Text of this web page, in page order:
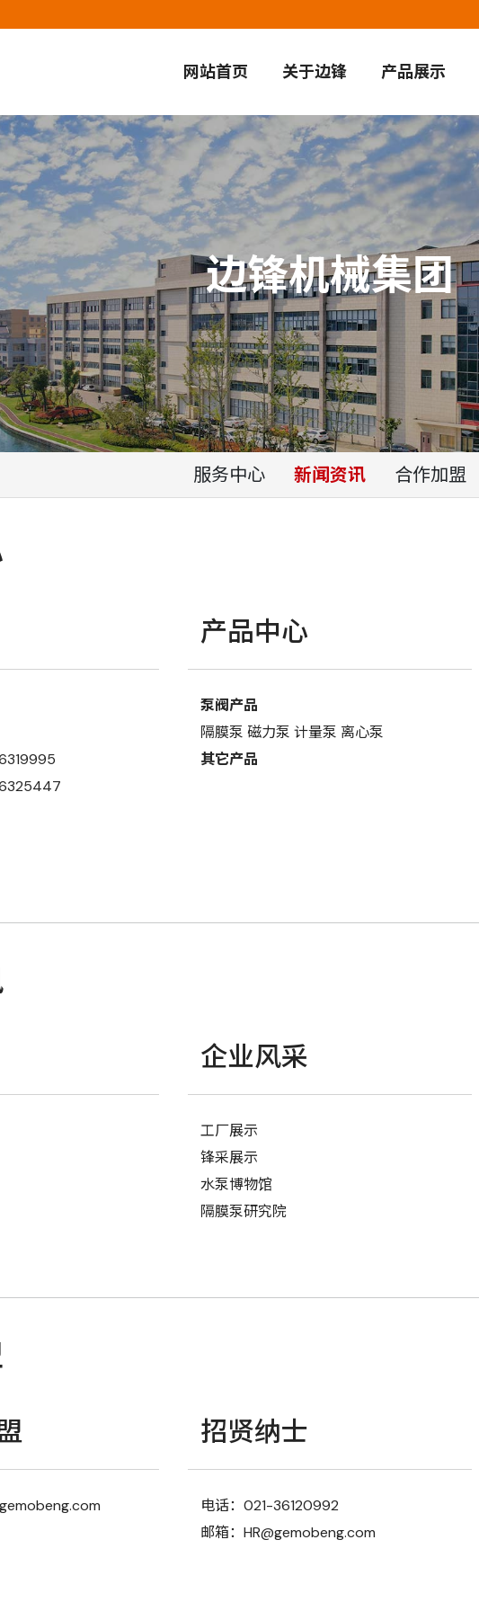
网站首页 关于边锋 产品展示
边锋机械集团
服务中心 新闻资讯 合作加盟
产品中心
泵阀产品
隔膜泵 磁力泵 计量泵 离心泵
其它产品
企业风采
工厂展示
锋采展示
水泵博物馆
隔膜泵研究院
招贤纳士
电话：021-36120992
邮箱：HR@gemobeng.com